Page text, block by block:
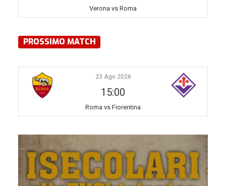
Verona vs Roma
PROSSIMO MATCH
23 Ago 2026
15:00
Roma vs Fiorentina